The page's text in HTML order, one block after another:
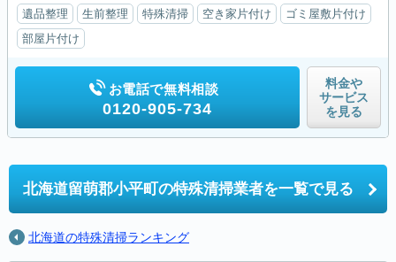
遺品整理 生前整理 特殊清掃 空き家片付け
ゴミ屋敷片付け
部屋片付け
お電話で無料相談
0120-905-734
料金や
サービス
を見る
北海道留萌郡小平町の特殊清掃業者を一覧で見る
北海道の特殊清掃ランキング